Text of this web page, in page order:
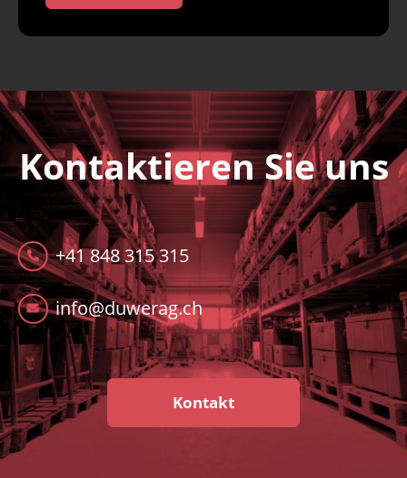
Kontaktieren Sie uns
+41 848 315 315
info@duwerag.ch
Kontakt